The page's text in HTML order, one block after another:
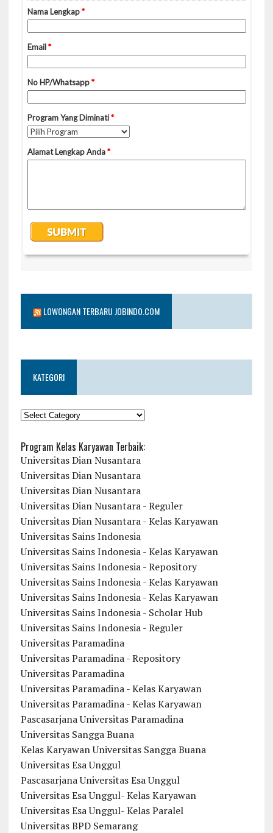
LOWONGAN TERBARU JOBINDO.COM
KATEGORI
KATEGORI
Program Kelas Karyawan Terbaik:
Universitas Dian Nusantara
Universitas Dian Nusantara
Universitas Dian Nusantara
Universitas Dian Nusantara - Reguler
Universitas Dian Nusantara - Kelas Karyawan
Universitas Sains Indonesia
Universitas Sains Indonesia - Kelas Karyawan
Universitas Sains Indonesia - Repository
Universitas Sains Indonesia - Kelas Karyawan
Universitas Sains Indonesia - Kelas Karyawan
Universitas Sains Indonesia - Scholar Hub
Universitas Sains Indonesia - Reguler
Universitas Paramadina
Universitas Paramadina - Repository
Universitas Paramadina
Universitas Paramadina - Kelas Karyawan
Universitas Paramadina - Kelas Karyawan
Pascasarjana Universitas Paramadina
Universitas Sangga Buana
Kelas Karyawan Universitas Sangga Buana
Universitas Esa Unggul
Pascasarjana Universitas Esa Unggul
Universitas Esa Unggul- Kelas Karyawan
Universitas Esa Unggul- Kelas Paralel
Universitas BPD Semarang